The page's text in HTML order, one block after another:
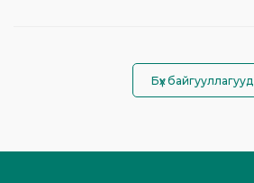
Бүх байгууллагууд